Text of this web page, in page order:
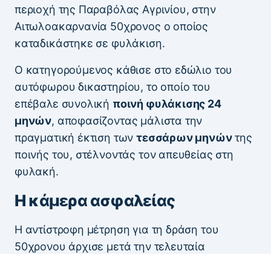
περιοχή της Παραβόλας Αγρινίου, στην
Αιτωλοακαρνανία 50χρονος ο οποίος
καταδικάστηκε σε φυλάκιση.
Ο κατηγορούμενος κάθισε στο εδώλιο του
αυτόφωρου δικαστηρίου, το οποίο του
επέβαλε συνολική ποινή φυλάκισης 24
μηνών, αποφασίζοντας μάλιστα την
πραγματική έκτιση τωντεσσάρων μηνώντης
ποινής του, στέλνοντάς τον απευθείας στη
φυλακή.
Η κάμερα ασφαλείας
Η αντίστροφη μέτρηση για τη δράση του
50χρονου άρχισε μετά την τελευταία